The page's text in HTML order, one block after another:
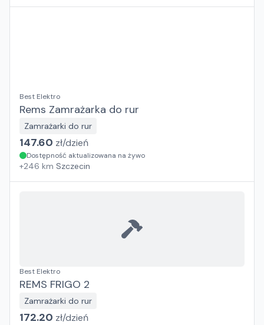
Best Elektro
Rems Zamrażarka do rur
Zamrażarki do rur
147.60 zł/dzień
Dostępność aktualizowana na żywo
+246 km Szczecin
Best Elektro
REMS FRIGO 2
Zamrażarki do rur
172.20 zł/dzień